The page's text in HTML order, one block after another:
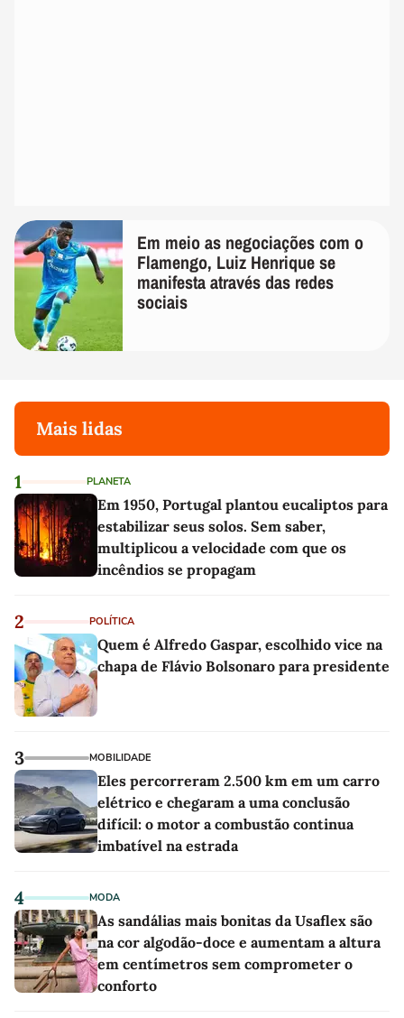
Em meio as negociações com o
Flamengo, Luiz Henrique se
manifesta através das redes
sociais
Mais lidas
1 PLANETA
Em 1950, Portugal plantou eucaliptos para
estabilizar seus solos. Sem saber,
multiplicou a velocidade com que os
incêndios se propagam
2 POLÍTICA
Quem é Alfredo Gaspar, escolhido vice na
chapa de Flávio Bolsonaro para presidente
3 MOBILIDADE
Eles percorreram 2.500 km em um carro
elétrico e chegaram a uma conclusão
difícil: o motor a combustão continua
imbatível na estrada
4 MODA
As sandálias mais bonitas da Usaflex são
na cor algodão-doce e aumentam a altura
em centímetros sem comprometer o
conforto